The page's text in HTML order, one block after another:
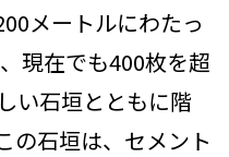
メートルにわたっ
現在でも400枚を超
い石垣とともに階
の石垣は、セメント